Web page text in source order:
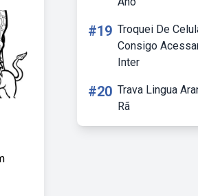
#19 Troquei De
Consigo
Inter
#20 Trava Lingua
Rã